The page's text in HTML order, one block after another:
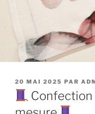
PUBLIÉ
LE
20 MAI 2025 PAR
Confection